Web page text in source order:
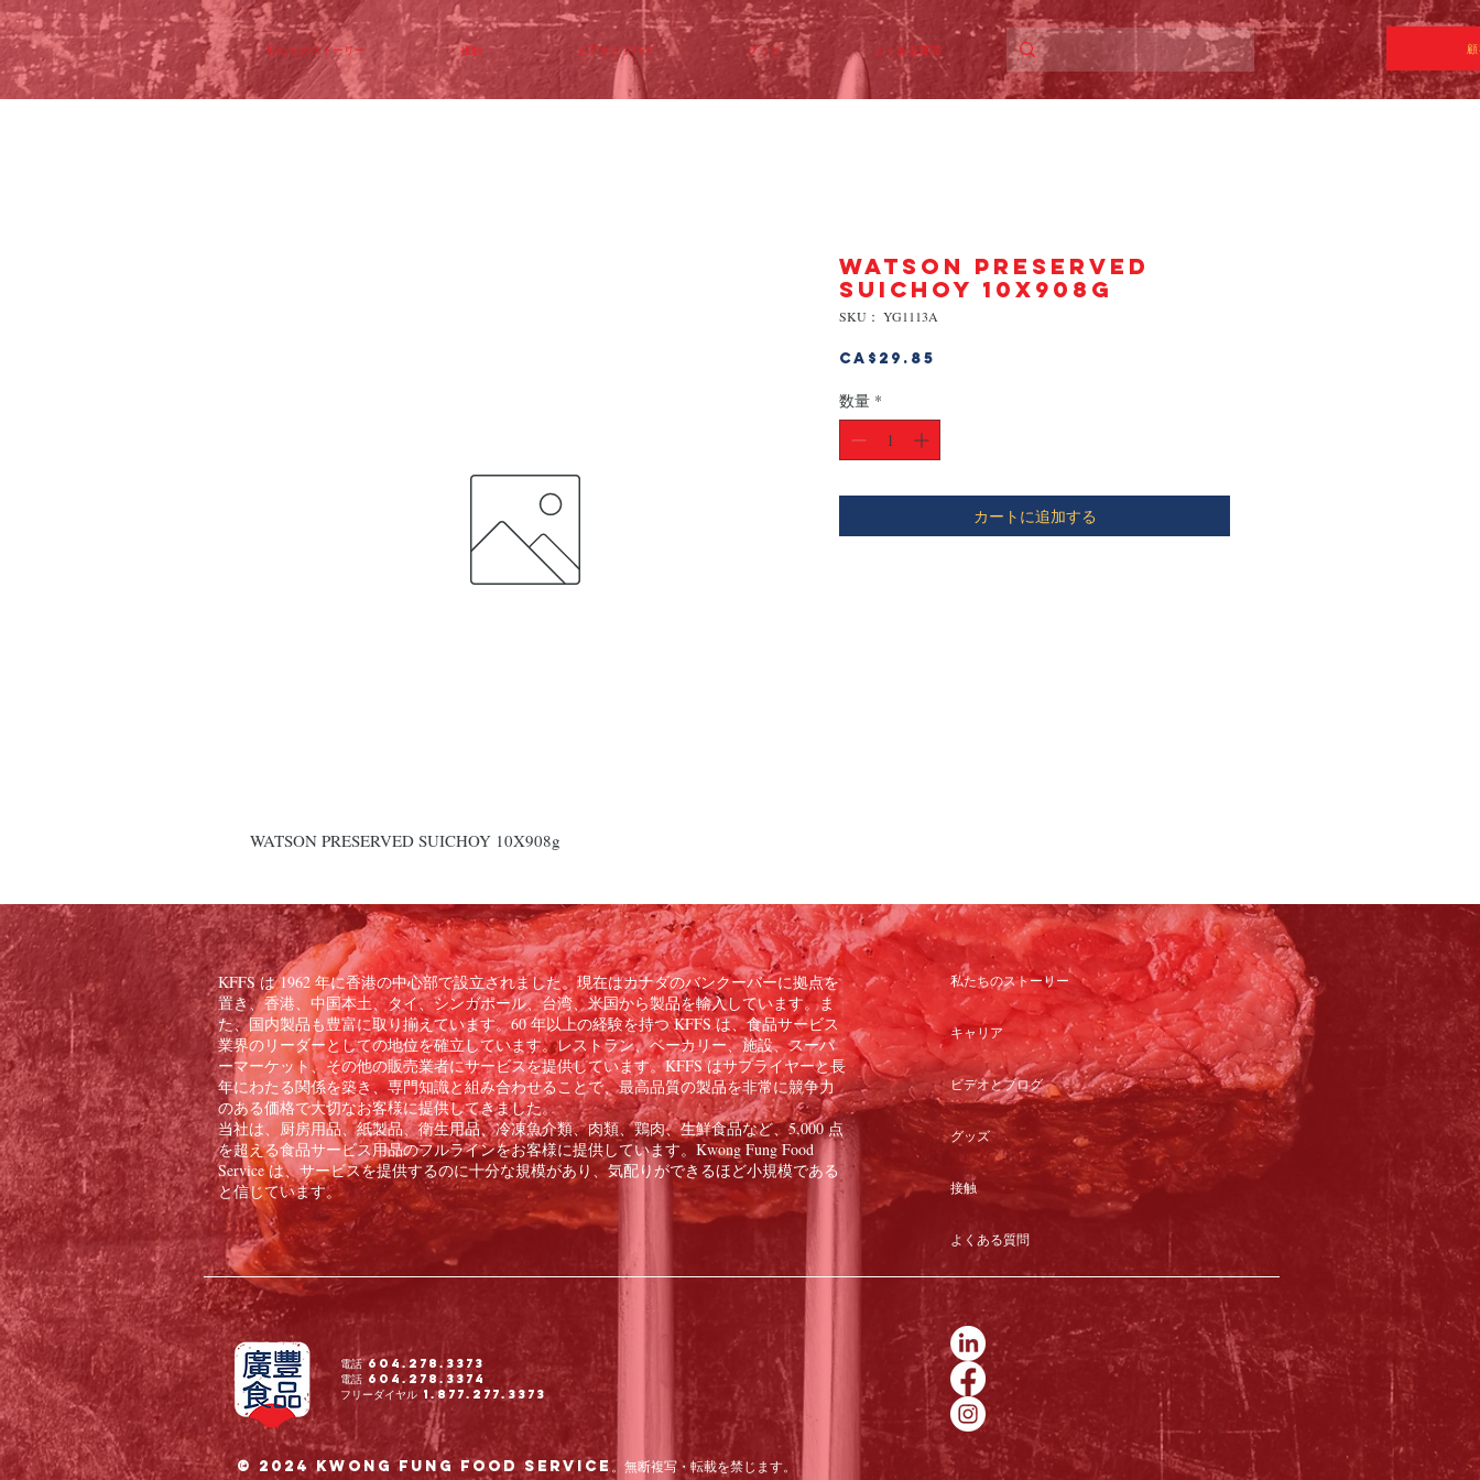
私たちのストーリー 接触 ビデオとブログ グッズ よくある質問
WATSON PRESERVED SUICHOY 10X908g
WATSON PRESERVED
SUICHOY 10X908g
SKU： YG1113A
CA$29.85
数量 *
カートに追加する
KFFS は 1962 年に香港の中心部で設立されました。現在はカナダのバンクーバーに拠点を
置き、香港、中国本土、タイ、シンガポール、台湾、米国から製品を輸入しています。ま
た、国内製品も豊富に取り揃えています。60 年以上の経験を持つ KFFS は、食品サービス
業界のリーダーとしての地位を確立しています。レストラン、ベーカリー、施設、スーパ
ーマーケット、その他の販売業者にサービスを提供しています。KFFS はサプライヤーと長
年にわたる関係を築き、専門知識と組み合わせることで、最高品質の製品を非常に競争力
のある価格で大切なお客様に提供してきました。
当社は、厨房用品、紙製品、衛生用品、冷凍魚介類、肉類、鶏肉、生鮮食品など、5,000 点
を超える食品サービス用品のフルラインをお客様に提供しています。Kwong Fung Food
Service は、サービスを提供するのに十分な規模があり、気配りができるほど小規模である
と信じています。
私たちのストーリー
キャリア
ビデオとブログ
グッズ
接触
よくある質問
電話 604.278.3373
電話 604.278.3374
フリーダイヤル 1.877.277.3373
© 2024 Kwong Fung Food Service。無断複写・転載を禁じます。